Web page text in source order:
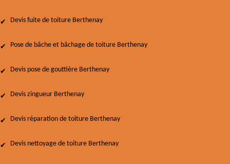
Devis fuite de toiture Berthenay
Pose de bâche et bâchage de toiture Berthenay
Devis pose de gouttière Berthenay
Devis zingueur Berthenay
Devis réparation de toiture Berthenay
Devis nettoyage de toiture Berthenay